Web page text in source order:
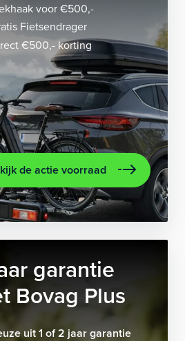
volledig digitaal
LED koplampen
lichtmetalen
voor €500,-
Fietsendrager
€500,- korting
de actie voorraad
garantie
Bovag Plus
uit 1 of 2 jaar garantie